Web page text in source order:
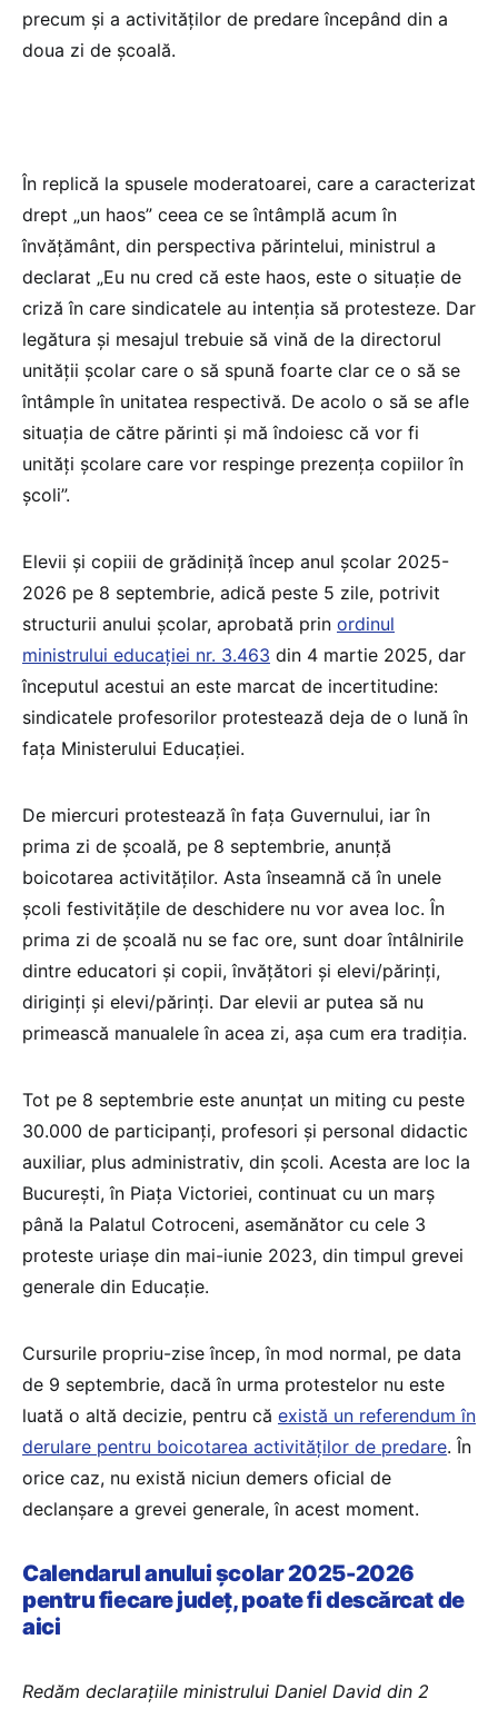
precum și a activităților de predare începând din a
doua zi de școală.
În replică la spusele moderatoarei, care a caracterizat
drept „un haos” ceea ce se întâmplă acum în
învățământ, din perspectiva părintelui, ministrul a
declarat „Eu nu cred că este haos, este o situație de
criză în care sindicatele au intenția să protesteze. Dar
legătura și mesajul trebuie să vină de la directorul
unității școlar care o să spună foarte clar ce o să se
întâmple în unitatea respectivă. De acolo o să se afle
situația de către părinti și mă îndoiesc că vor fi
unități școlare care vor respinge prezența copiilor în
școli”.
Elevii și copiii de grădiniță încep anul școlar 2025-
2026 pe 8 septembrie, adică peste 5 zile, potrivit
structurii anului școlar, aprobată prin ordinul
ministrului educației nr. 3.463 din 4 martie 2025, dar
începutul acestui an este marcat de incertitudine:
sindicatele profesorilor protestează deja de o lună în
fața Ministerului Educației.
De miercuri protestează în fața Guvernului, iar în
prima zi de școală, pe 8 septembrie, anunță
boicotarea activităților. Asta înseamnă că în unele
școli festivitățile de deschidere nu vor avea loc. În
prima zi de școală nu se fac ore, sunt doar întâlnirile
dintre educatori și copii, învățători și elevi/părinți,
diriginți și elevi/părinți. Dar elevii ar putea să nu
primească manualele în acea zi, așa cum era tradiția.
Tot pe 8 septembrie este anunțat un miting cu peste
30.000 de participanți, profesori și personal didactic
auxiliar, plus administrativ, din școli. Acesta are loc la
București, în Piața Victoriei, continuat cu un marș
până la Palatul Cotroceni, asemănător cu cele 3
proteste uriașe din mai-iunie 2023, din timpul grevei
generale din Educație.
Cursurile propriu-zise încep, în mod normal, pe data
de 9 septembrie, dacă în urma protestelor nu este
luată o altă decizie, pentru că există un referendum în
derulare pentru boicotarea activităților de predare. În
orice caz, nu există niciun demers oficial de
declanșare a grevei generale, în acest moment.
Calendarul anului școlar 2025-2026
pentru fiecare județ, poate fi descărcat de
aici
Redăm declarațiile ministrului Daniel David din 2